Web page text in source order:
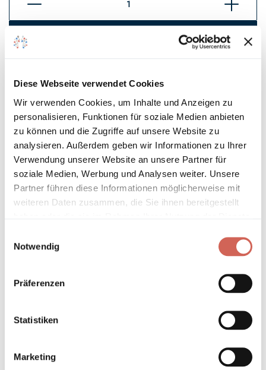
Diese Webseite verwendet Cookies
Wir verwenden Cookies, um Inhalte und Anzeigen zu
personalisieren, Funktionen für soziale Medien anbieten
zu können und die Zugriffe auf unsere Website zu
analysieren. Außerdem geben wir Informationen zu Ihrer
Verwendung unserer Website an unsere Partner für
soziale Medien, Werbung und Analysen weiter. Unsere
Partner führen diese Informationen möglicherweise mit
weiteren Daten zusammen, die Sie ihnen bereitgestellt
Notwendig
Präferenzen
Statistiken
Marketing
Auf den Wunschzettel
* Gilt für Lieferungen innerhalb Deutschlands, Lieferzeiten für andere
Länder entnehmen Sie bitte unseren
Versandinformationen
Technische Details und Hinweise
Hinweis zur Grundierung
Verarbeitung